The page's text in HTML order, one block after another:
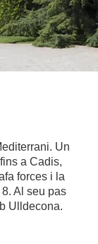
Un
a Cadis,
forces i la
Al seu pas
Ulldecona.